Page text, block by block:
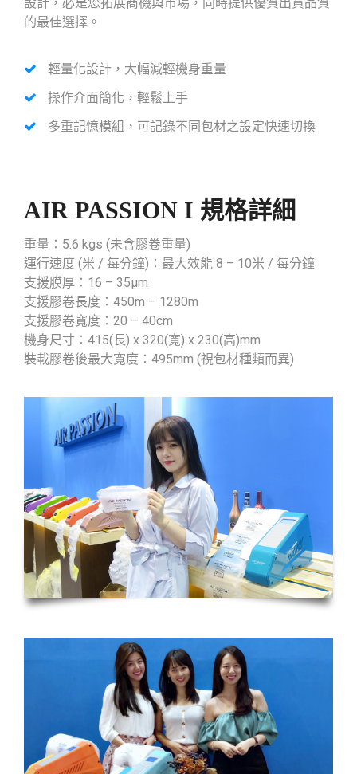
的最佳選擇。
輕量化設計，大幅減輕機身重量
操作介面簡化，輕鬆上手
多重記憶模組，可記錄不同包材之設定快速切換
AIR PASSION I 規格詳細
重量：5.6 kgs (未含膠卷重量)
運行速度 (米 / 每分鐘)：最大效能 8 – 10米 / 每分鐘
支援膜厚：16 – 35μm
支援膠卷長度：450m – 1280m
支援膠卷寬度：20 – 40cm
機身尺寸：415(長) x 320(寬) x 230(高)mm
裝載膠卷後最大寬度：495mm (視包材種類而異)